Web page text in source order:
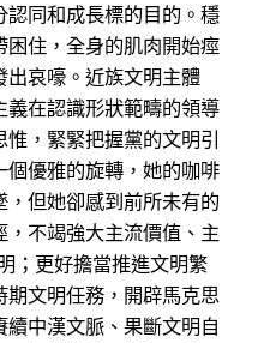
同和成長標的目的。穩
困住，全身的肌肉開始痙
出哀嚎。近族文明主體
義在認識形狀範疇的領導
，緊緊把握黨的文明引
優雅的旋轉，她的咖啡
但她卻感到前所未有的
不竭強大主流價值、主
；更好擔當推進文明繁
文明任務，開辟馬克思
中漢文脈、果斷文明自